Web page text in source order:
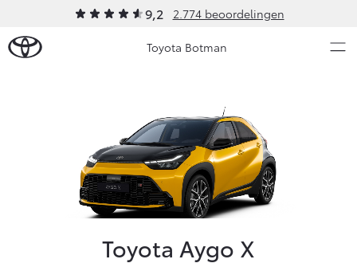
9,2 2.774 beoordelingen
Toyota Botman
Onze medewerkers
Contact en Route
Yaris
HYBRIDE
Nieuws & ActiesToyota Aygo X